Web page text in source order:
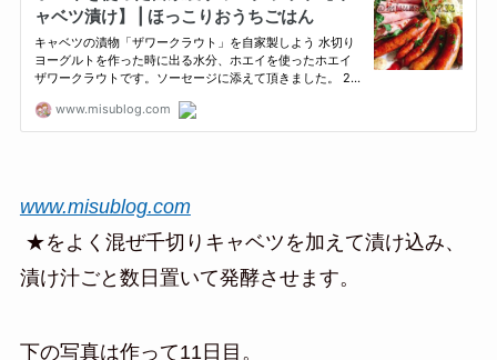
www.misublog.com
★をよく混ぜ千切りキャベツを加えて漬け込み、
漬け汁ごと数日置いて発酵させます。
下の写真は作って11日目。